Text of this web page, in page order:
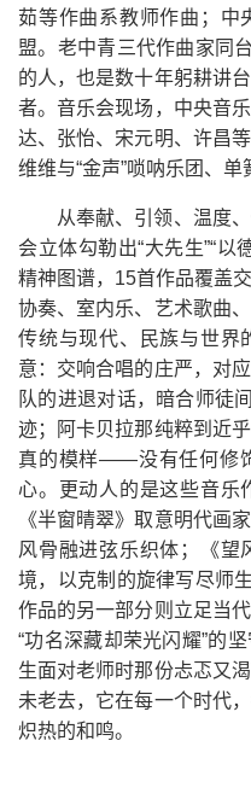
茹等作曲系教师作曲；中
盟。老中青三代作曲家同
的人，也是数十年躬耕讲
者。音乐会现场，中央音
达、张怡、宋元明、许昌
维维与“金声”唢呐乐团、
从奉献、引领、温度
会立体勾勒出“大先生”“
精神图谱，15首作品覆盖
协奏、室内乐、艺术歌曲
传统与现代、民族与世界
意：交响合唱的庄严，对
队的进退对话，暗合师徒
迹；阿卡贝拉那纯粹到近
真的模样——没有任何修
心。更动人的是这些音乐
《半窗晴翠》取意明代画
风骨融进弦乐织体；《望
境，以克制的旋律写尽师
作品的另一部分则立足当
“功名深藏却荣光闪耀”的
生面对老师时那份忐忑又
未老去，它在每一个时代
炽热的和鸣。